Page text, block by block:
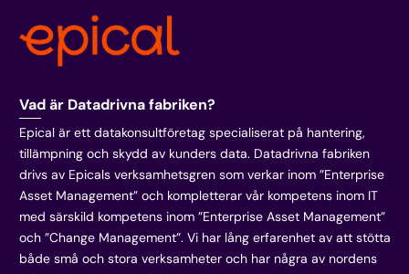
Vad är Datadrivna fabriken?
Epical är ett datakonsultföretag specialiserat på hantering,
tillämpning och skydd av kunders data. Datadrivna fabriken
drivs av Epicals verksamhetsgren som verkar inom ”Enterprise
Asset Management” och kompletterar vår kompetens inom IT
med särskild kompetens inom ”Enterprise Asset Management”
och ”Change Management”. Vi har lång erfarenhet av att stötta
både små och stora verksamheter och har några av nordens